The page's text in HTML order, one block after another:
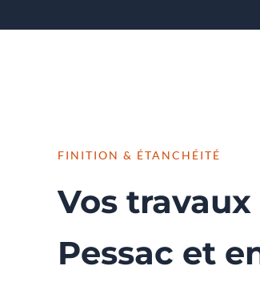
FINITION & ÉTANCHÉITÉ
Vos
Pessac et